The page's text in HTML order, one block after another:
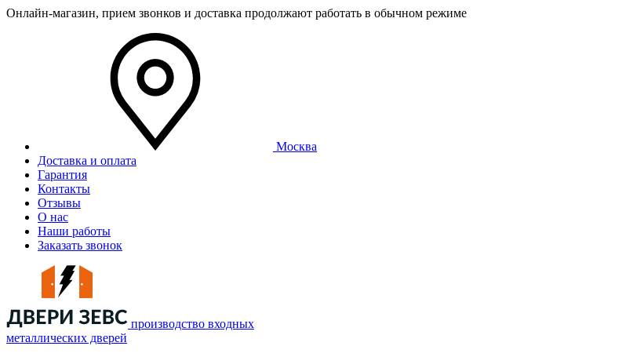
Онлайн-магазин, прием звонков и доставка продолжают работать в обычном режиме
Москва
Доставка и оплата
Гарантия
Контакты
Отзывы
О нас
Наши работы
Заказать звонок
производство входных
металлических дверей